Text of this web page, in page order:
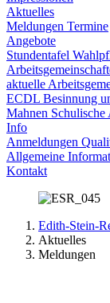
Aktuelles
Meldungen Termine
Angebote
Stundentafel
aktuelle
ECDL Besinnung
Mahnen
Info
Anmeldungen
Allgemeine
Kontakt
Edith-Stein-
Aktuelles
Meldungen